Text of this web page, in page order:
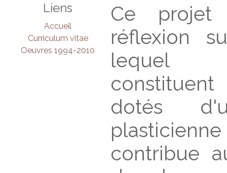
Liens
Accueil
Curriculum vitae
Oeuvres 1994-2010
Ce projet
réflexion
lequel
dotés
contribue